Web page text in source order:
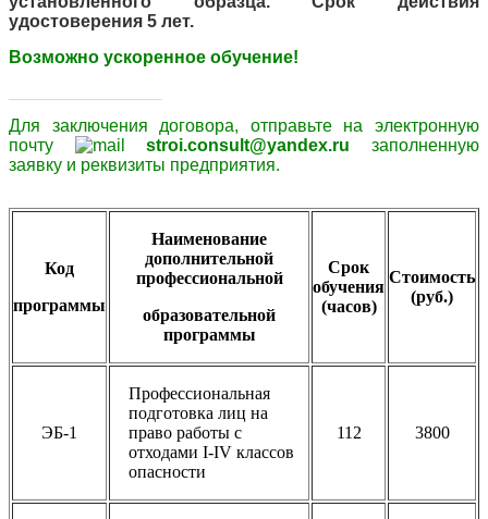
удостоверения 5 лет.
Возможно ускоренное обучение!
Для заключения договора, отправьте на электронную
почту
stroi.consult@yandex.ru
заполненную
заявку и реквизиты предприятия.
Код
программы
Наименование
дополнительной
профессиональной
образовательной
программы
Срок
обучения
(часов)
Стоимость
(руб.)
ЭБ-1
Профессиональная
подготовка лиц на
право работы с
отходами I-IV классов
опасности
112 3800